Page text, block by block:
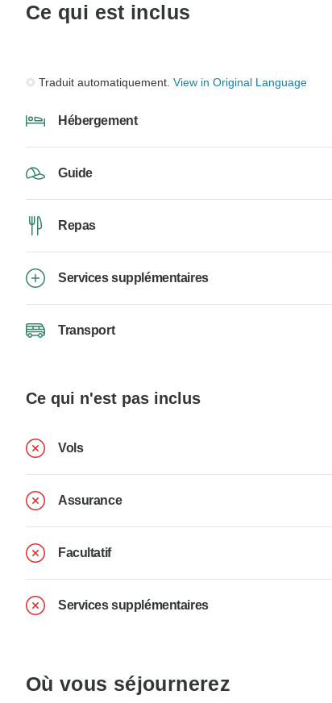
Ce qui est inclus
Traduit automatiquement. View in Original Language
Hébergement
Guide
Repas
Services supplémentaires
Transport
Ce qui n'est pas inclus
Vols
Assurance
Facultatif
Services supplémentaires
Où vous séjournerez